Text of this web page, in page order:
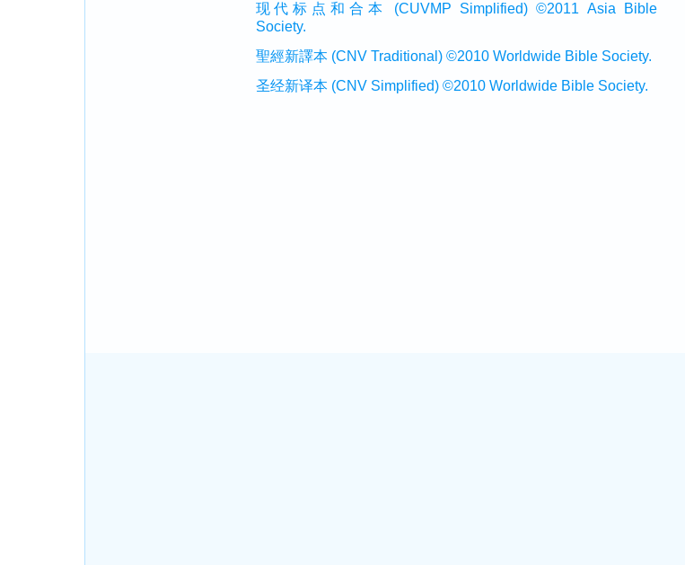
现代标点和合本 (CUVMP Simplified) ©2011 Asia Bible
Society.
聖經新譯本 (CNV Traditional) ©2010 Worldwide Bible Society.
圣经新译本 (CNV Simplified) ©2010 Worldwide Bible Society.